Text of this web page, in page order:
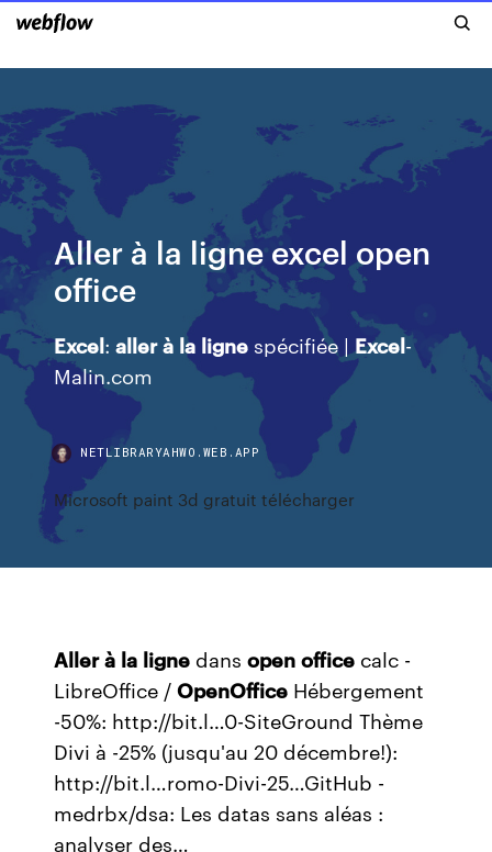
Aller à la ligne excel open
office
Excel:aller à la ligne spécifiée |Excel-
Malin.com
NETLIBRARYAHWO.WEB.APP
Microsoft paint 3d gratuit télécharger
Aller à la ligne dansopen office calc -
LibreOffice /OpenOffice Hébergement
-50%: http://bit.l…0-SiteGround Thème
Divi à -25% (jusqu'au 20 décembre!):
http://bit.l…romo-Divi-25…GitHub -
medrbx/dsa: Les datas sans aléas :
analyser des…